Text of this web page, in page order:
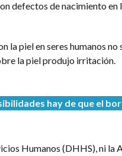
defectos de nacimiento
piel en seres humanos no
la piel produjo irritación.
hay de que el
Humanos (DHHS), ni